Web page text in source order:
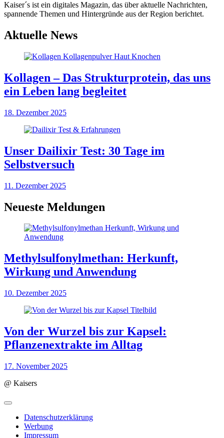
Kaiser´s ist ein digitales Magazin, das über aktuelle Nachrichten,
spannende Themen und Hintergründe aus der Region berichtet.
Aktuelle News
Kollagen – Das Strukturprotein, das uns
ein Leben lang begleitet
18. Dezember 2025
Unser Dailixir Test: 30 Tage im
Selbstversuch
11. Dezember 2025
Neueste Meldungen
Methylsulfonylmethan: Herkunft,
Wirkung und Anwendung
10. Dezember 2025
Von der Wurzel bis zur Kapsel:
Pflanzenextrakte im Alltag
17. November 2025
@ Kaisers
Datenschutzerklärung
Werbung
Impressum